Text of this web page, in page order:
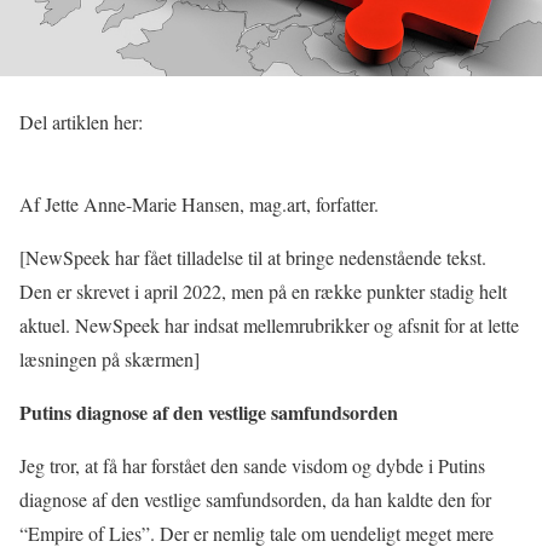
Del artiklen her:
Af Jette Anne-Marie Hansen, mag.art, forfatter.
[NewSpeek har fået tilladelse til at bringe nedenstående tekst.
Den er skrevet i april 2022, men på en række punkter stadig helt
aktuel. NewSpeek har indsat mellemrubrikker og afsnit for at lette
læsningen på skærmen]
Putins diagnose af den vestlige samfundsorden
Jeg tror, at få har forstået den sande visdom og dybde i Putins
diagnose af den vestlige samfundsorden, da han kaldte den for
“Empire of Lies”. Der er nemlig tale om uendeligt meget mere